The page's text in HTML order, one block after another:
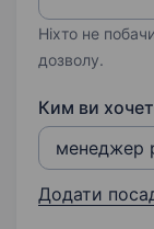
Ніхто не
дозволу.
Ким ви
Додати